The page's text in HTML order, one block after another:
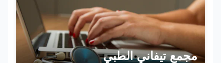
مجمع تيفاني الطبي